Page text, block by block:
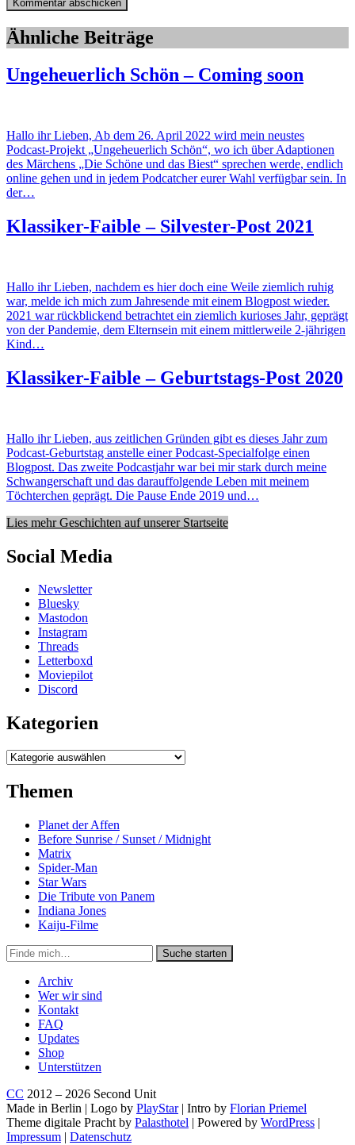
Ähnliche Beiträge
Ungeheuerlich Schön – Coming soon
Hallo ihr Lieben, Ab dem 26. April 2022 wird mein neustes
Podcast-Projekt „Ungeheuerlich Schön“, wo ich über Adaptionen
des Märchens „Die Schöne und das Biest“ sprechen werde, endlich
online gehen und in jedem Podcatcher eurer Wahl verfügbar sein. In
der…
Klassiker-Faible – Silvester-Post 2021
Hallo ihr Lieben, nachdem es hier doch eine Weile ziemlich ruhig
war, melde ich mich zum Jahresende mit einem Blogpost wieder.
2021 war rückblickend betrachtet ein ziemlich kurioses Jahr, geprägt
von der Pandemie, dem Elternsein mit einem mittlerweile 2-jährigen
Kind…
Klassiker-Faible – Geburtstags-Post 2020
Hallo ihr Lieben, aus zeitlichen Gründen gibt es dieses Jahr zum
Podcast-Geburtstag anstelle einer Podcast-Specialfolge einen
Blogpost. Das zweite Podcastjahr war bei mir stark durch meine
Schwangerschaft und das darauffolgende Leben mit meinem
Töchterchen geprägt. Die Pause Ende 2019 und…
Lies mehr Geschichten auf unserer Startseite
Social Media
Newsletter
Bluesky
Mastodon
Instagram
Threads
Letterboxd
Moviepilot
Discord
Kategorien
Kategorien
Themen
Planet der Affen
Before Sunrise / Sunset / Midnight
Matrix
Spider-Man
Star Wars
Die Tribute von Panem
Indiana Jones
Kaiju-Filme
Suche
in
https://secondunit-
podcast.de/
Suche starten
Archiv
Wer wir sind
Kontakt
FAQ
Updates
Shop
Unterstützen
CC 2012 – 2026 Second Unit
Made in Berlin | Logo by PlayStar| Intro by Florian Priemel
Theme digitale Pracht by Palasthotel | Powered by WordPress |
Impressum | Datenschutz